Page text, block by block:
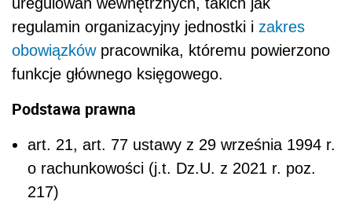
regulamin organizacyjny jednostki i zakres
obowiązkówpracownika, któremu powierzono
funkcje głównego księgowego.
Podstawa prawna
art. 21, art. 77 ustawy z 29 września 1994 r.
o rachunkowości (j.t. Dz.U. z 2021 r. poz.
217)